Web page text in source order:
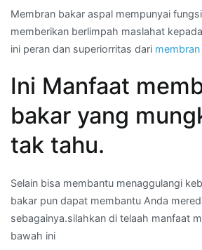
Membran bakar aspal mempunyai
memberikan berlimpah maslahat
ini peran dan superiorritas dari
Ini Manfaat
bakar yang
tak tahu.
Selain bisa membantu menaggulangi
bakar pun dapat membantu Anda
sebagainya.silahkan di telaah manfaat
bawah ini